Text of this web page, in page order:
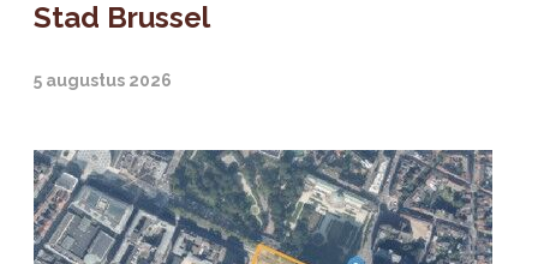
Stad Brussel
5 augustus 2026